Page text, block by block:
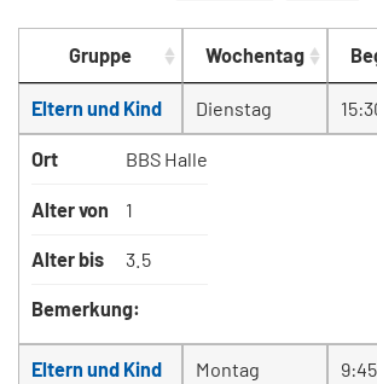
Gruppe Wochentag
Eltern und Kind Dienstag
Ort BBS Halle
Alter von 1
Alter bis 3.5
Bemerkung:
Eltern und Kind Montag 9:45